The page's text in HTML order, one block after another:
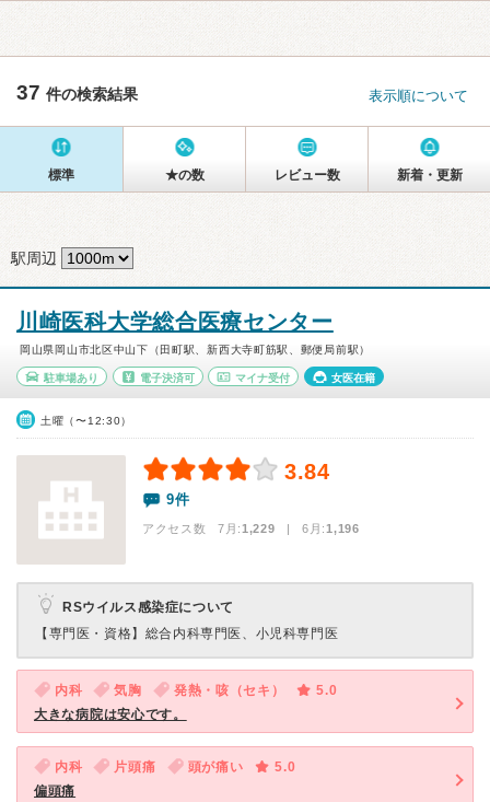
37 件の検索結果 表示順について
標準 ★の数 レビュー数 新着・更新
駅周辺
川崎医科大学総合医療センター
岡山県岡山市北区中山下（田町駅、新西大寺町筋駅、郵便局前駅）
駐車場あり 電子決済可 マイナ受付 女医在籍
土曜（〜12:30）
3.84
9件
アクセス数 7月:1,229 | 6月:1,196
RSウイルス感染症について
【専門医・資格】 総合内科専門医、小児科専門医
内科 気胸 発熱・咳（セキ）
5.0
大きな病院は安心です。
内科 片頭痛 頭が痛い
5.0
偏頭痛